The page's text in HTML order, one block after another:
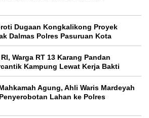
Dugaan Kongkalikong Proyek
Dalmas Polres Pasuruan Kota
Warga RT 13 Karang Pandan
Kampung Lewat Kerja Bakti
Agung, Ahli Waris Mardeyah
Lahan ke Polres